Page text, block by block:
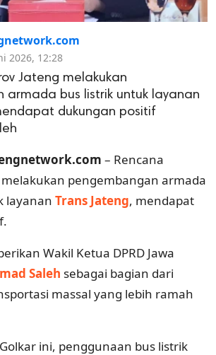
2026, 12:28
Jateng melakukan
armada bus listrik untuk layanan
dukungan positif
– Rencana
melakukan pengembangan armada
layanan Trans Jateng, mendapat
Wakil Ketua DPRD Jawa
Saleh sebagai bagian dari
massal yang lebih ramah
ini, penggunaan bus listrik